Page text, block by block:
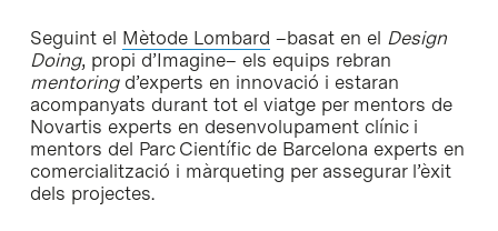
Seguint el Mètode Lombard –basat en el Design
Doing, propi d’Imagine– els equips rebran
mentoringd’experts en innovació i estaran
acompanyats durant tot el viatge per mentors de
Novartis experts en desenvolupament clínic i
mentors del Parc Científic de Barcelona experts en
comercialització i màrqueting per assegurar l’èxit
dels projectes.